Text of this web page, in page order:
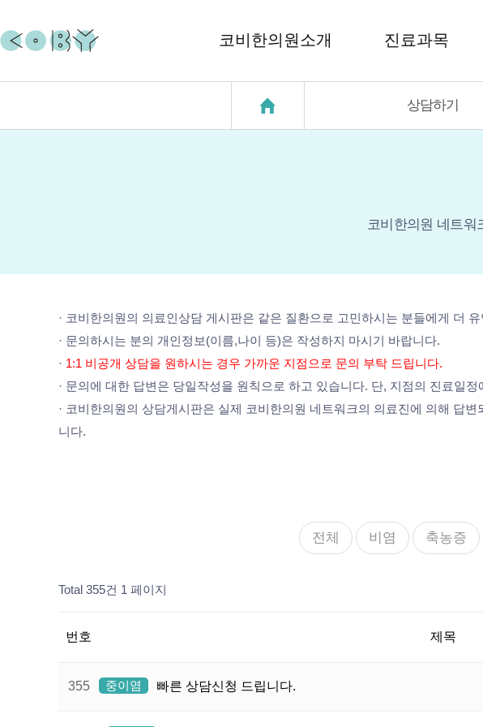
코비한의원소개 진료과목
코비
상담하기
코비한의원 네트워
· 코비한의원의 의료인상담 게시판은 같은 질환으로 고민하시는 분들에게 더
· 문의하시는 분의 개인정보(이름,나이 등)은 작성하지 마시기 바랍니다.
· 1:1 비공개 상담을 원하시는 경우 가까운 지점으로 문의 부탁 드립니다.
· 문의에 대한 답변은 당일작성을 원칙으로 하고 있습니다. 단, 지점의 진료일
· 코비한의원의 상담게시판은 실제 코비한의원 네트워크의 의료진에 의해 답
니다.
전체 비염 축농증
Total 355건 1 페이지
번호 제목
355 중이염 빠른 상담신청 드립니다.